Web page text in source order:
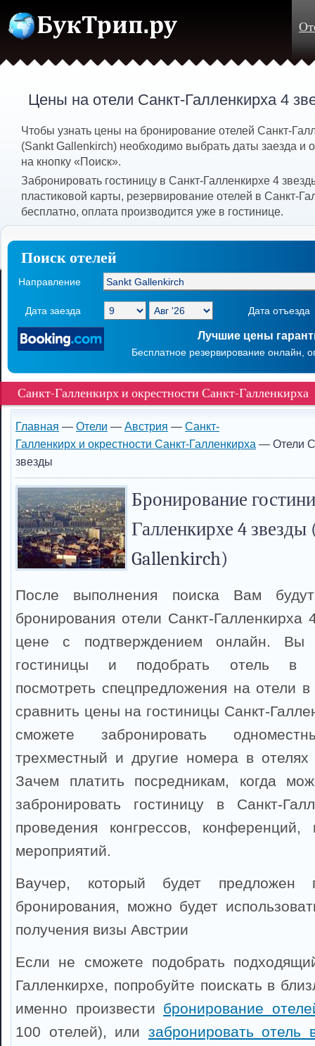
Цены на отели Санкт-Галленкирха 4
Чтобы узнать цены на бронирование отелей Санкт-
(Sankt Gallenkirch) необходимо выбрать даты заезда и
на кнопку «Поиск».
Забронировать гостиницу в Санкт-Галленкирхе 4
пластиковой карты, резервирование отелей в Санкт-
бесплатно, оплата производится уже в гостинице.
Поиск отелей
Направление
Дата заезда Дата отъезда
Лучшие цены
Бесплатное резервирование онлайн,
Санкт-Галленкирх и окрестности Санкт-Галленкирха
Главная — Отели — Австрия — Санкт-
Галленкирх и окрестности Санкт-Галленкирха — Отели
звезды
Бронирование
Галленкирхе 4 звезды
Gallenkirch)
После выполнения поиска Вам
бронирования отели Санкт-
цене с подтверждением онлайн. Вы
гостиницы и подобрать отель в
посмотреть спецпредложения на отели в
сравнить цены на гостиницы Санкт-
сможете забронировать
трехместный и другие номера в отелях
Зачем платить посредникам, когда
забронировать гостиницу в Санкт-
проведения конгрессов, конференций,
мероприятий.
Ваучер, который будет предложен
бронирования, можно будет
получения визы Австрии
Если не сможете подобрать
Галленкирхе, попробуйте поискать в
именно произвести бронирование
100 отелей), или забронировать отель